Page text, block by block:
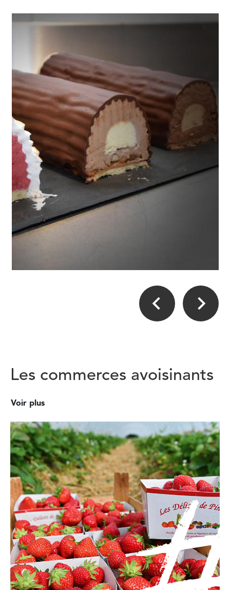
Les commerces avoisinants
Voir plus